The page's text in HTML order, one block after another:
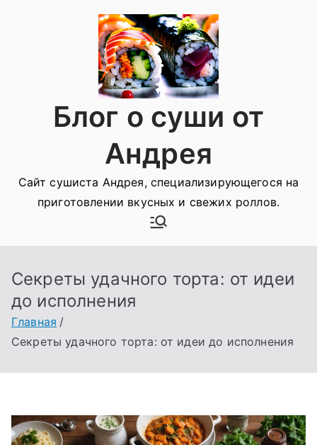
Блог о суши от
Андрея
Сайт сушиста Андрея, специализирующегося на
приготовлении вкусных и свежих роллов.
Секреты удачного торта: от идеи
до исполнения
Главная
Секреты удачного торта: от идеи до исполнения